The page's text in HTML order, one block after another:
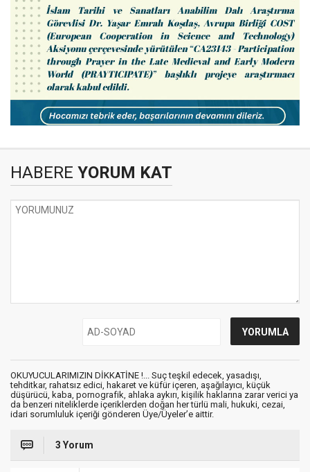
HABERE YORUM KAT
OKUYUCULARIMIZIN DİKKATİNE !... Suç teşkil edecek, yasadışı,
tehditkar, rahatsız edici, hakaret ve küfür içeren, aşağılayıcı, küçük
düşürücü, kaba, pornografik, ahlaka aykırı, kişilik haklarına zarar verici ya
da benzeri niteliklerde içeriklerden doğan her türlü mali, hukuki, cezai,
idari sorumluluk içeriği gönderen Üye/Üyeler’e aittir.
3 Yorum